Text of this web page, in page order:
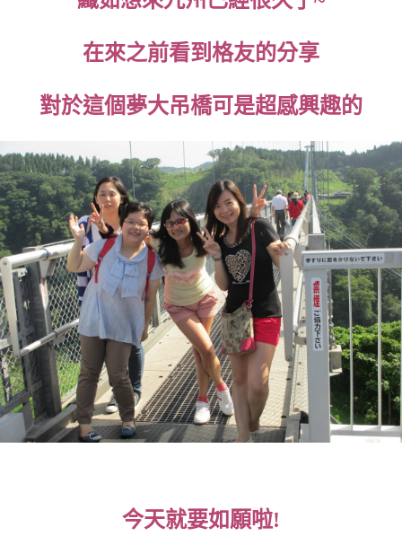
在來之前看到格友的分享
對於這個夢大吊橋可是超感興趣的
今天就要如願啦!